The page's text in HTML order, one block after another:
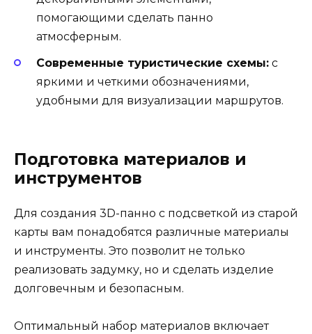
помогающими сделать панно
атмосферным.
Современные туристические схемы: с
яркими и четкими обозначениями,
удобными для визуализации маршрутов.
Подготовка материалов и
инструментов
Для создания 3D-панно с подсветкой из старой
карты вам понадобятся различные материалы
и инструменты. Это позволит не только
реализовать задумку, но и сделать изделие
долговечным и безопасным.
Оптимальный набор материалов включает